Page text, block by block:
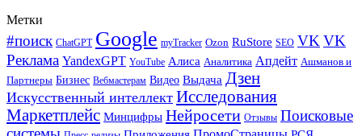
Метки
#поиск ChatGPT Google myTracker Ozon RuStore SEO VK VK
Реклама YandexGPT YouTube Алиса Аналитика Апдейт Ашманов и
Партнеры Бизнес Вебмастерам Видео Выдача Дзен
Искусственный интеллект Исследования
Маркетплейс Минцифры Нейросети Отзывы Поисковые